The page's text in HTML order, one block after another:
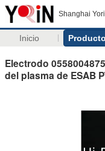
Shanghai
Inicio
Electrodo
del plasma de ESAB